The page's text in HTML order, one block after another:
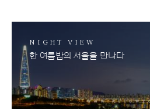
NIGHT VIEW
한 여름밤의 서울을 만나다